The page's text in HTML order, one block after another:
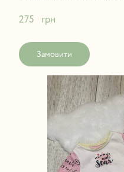
275   грн
Замовити